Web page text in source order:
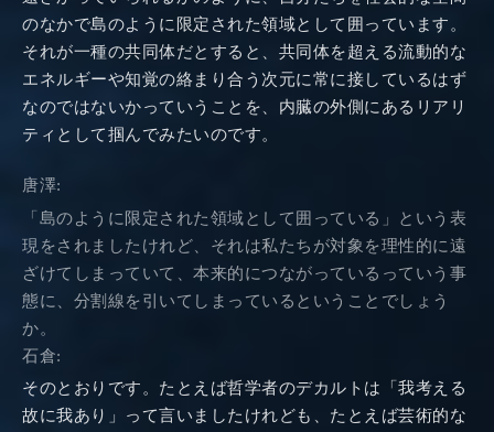
のなかで島のように限定された領域として囲っています。
それが一種の共同体だとすると、共同体を超える流動的な
エネルギーや知覚の絡まり合う次元に常に接しているはず
なのではないかっていうことを、内臓の外側にあるリアリ
ティとして掴んでみたいのです。
唐澤:
「島のように限定された領域として囲っている」という表
現をされましたけれど、それは私たちが対象を理性的に遠
ざけてしまっていて、本来的につながっているっていう事
態に、分割線を引いてしまっているということでしょう
か。
石倉:
そのとおりです。たとえば哲学者のデカルトは「我考える
故に我あり」って言いましたけれども、たとえば芸術的な